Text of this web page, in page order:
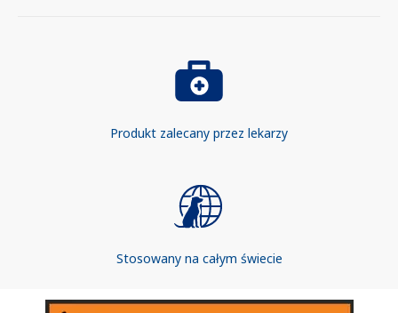
Produkt zalecany przez lekarzy
Stosowany na całym świecie